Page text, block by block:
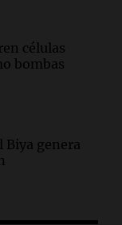
células
bombas
Biya genera